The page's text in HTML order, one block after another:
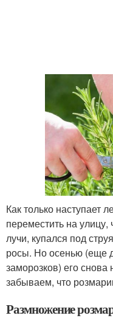
Как только наступает
переместить на
лучи, купался под
росы. Но осенью (еще
заморозков) его
забываем, что
Размножение